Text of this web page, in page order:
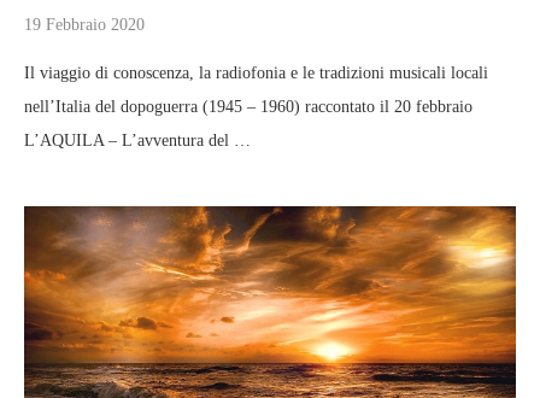
19 Febbraio 2020
Il viaggio di conoscenza, la radiofonia e le tradizioni musicali locali
nell’Italia del dopoguerra (1945 – 1960) raccontato il 20 febbraio
L’AQUILA – L’avventura del …